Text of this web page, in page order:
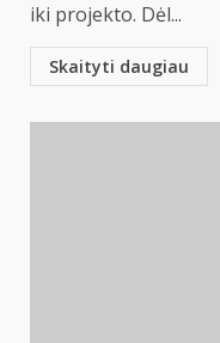
iki projekto. Dėl...
Skaityti daugiau